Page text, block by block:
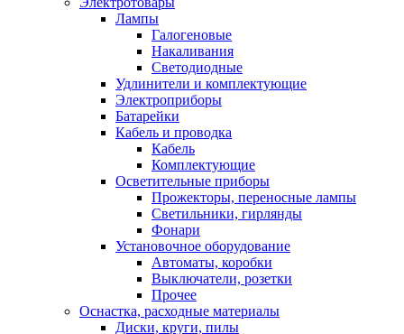
Лампы
Галогеновые
Накаливания
Светодиодные
Удлинители и комплектующие
Электроприборы
Батарейки
Кабель и проводка
Кабель
Комплектующие
Осветительные приборы
Прожекторы, переносные лампы
Светильники, гирлянды
Фонари
Установочное оборудование
Автоматы, коробки
Выключатели, розетки
Прочее
Оснастка, расходные материалы
Диски, круги, пилы